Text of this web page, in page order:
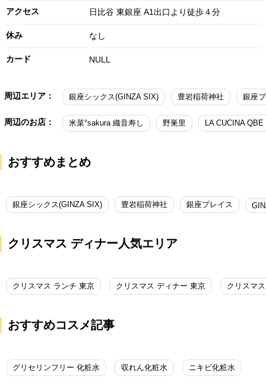
アクセス 日比谷 東銀座 A1出口より徒歩４分
休み なし
カード NULL
周辺エリア： 銀座シックス(GINZA SIX) 豊岩稲荷神社 銀座
周辺のお店： 米菜°sakura 織音寿し 野巣里 LA CUCINA
おすすめまとめ
銀座シックス(GINZA SIX) 豊岩稲荷神社 銀座プレイス
クリスマス ディナー人気エリア
クリスマス ランチ 東京 クリスマス ディナー 東京 クリスマ
おすすめコスメ記事
グリセリンフリー 化粧水 収れん化粧水 ニキビ化粧水